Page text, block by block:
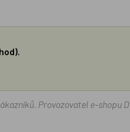
Provozovatel e-